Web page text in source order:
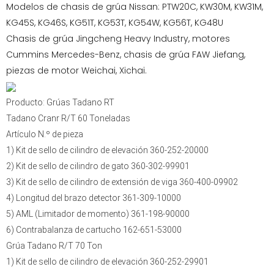
Modelos de chasis de grúa Nissan: PTW20C, KW30M, KW31M,
KG45S, KG46S, KG51T, KG53T, KG54W, KG56T, KG48U
Chasis de grúa Jingcheng Heavy Industry, motores
Cummins Mercedes-Benz, chasis de grúa FAW Jiefang,
piezas de motor Weichai, Xichai.
Producto: Grúas Tadano RT
Tadano Cranr R/T 60 Toneladas
Artículo N.º de pieza
1) Kit de sello de cilindro de elevación 360-252-20000
2) Kit de sello de cilindro de gato 360-302-99901
3) Kit de sello de cilindro de extensión de viga 360-400-09902
4) Longitud del brazo detector 361-309-10000
5) AML (Limitador de momento) 361-198-90000
6) Contrabalanza de cartucho 162-651-53000
Grúa Tadano R/T 70 Ton
1) Kit de sello de cilindro de elevación 360-252-29901